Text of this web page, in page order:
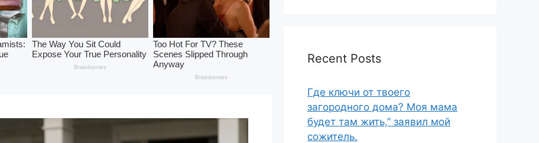
Recent Posts
Где ключи от твоего
загородного дома? Моя мама
будет там жить,” заявил мой
сожитель.